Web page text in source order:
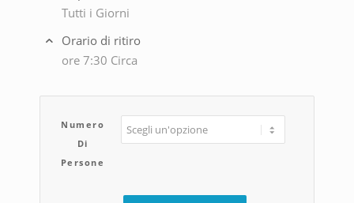
Tutti i Giorni
Orario di ritiro
ore 7:30 Circa
Numero
Di
Persone